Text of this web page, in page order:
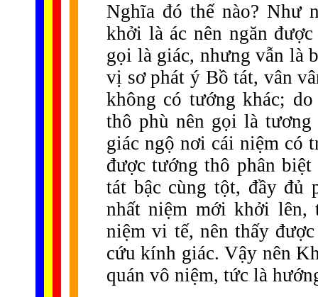
Nghĩa đó thế nào? Như
khởi là ác nên ngăn
gọi là giác, nhưng vẫn là
vị sơ phát ý Bồ tát, vân
không có tướng khác;
thô phù nên gọi là
giác ngộ nơi cái niệm có
được tướng thô phân
tát bậc cùng tột, đầy đủ
nhất niệm mới khởi lên,
niệm vi tế, nên thấy
cứu kính giác. Vậy nên
quán vô niệm, tức là